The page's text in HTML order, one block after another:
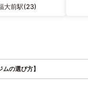
大前駅(23)
の選び方】